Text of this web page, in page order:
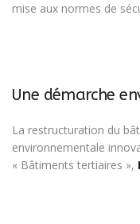
mise aux normes de
Une démarche
La restructuration du
environnementale
« Bâtiments tertiaires »,